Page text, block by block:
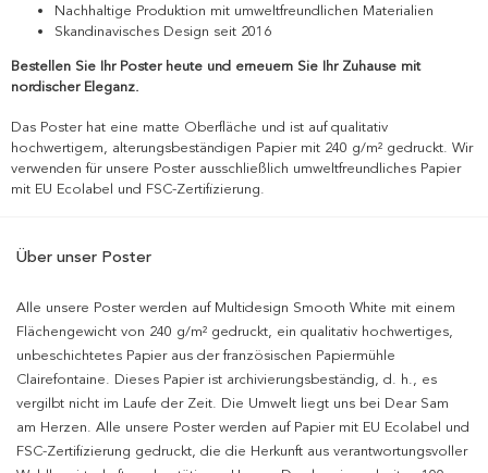
Nachhaltige Produktion mit umweltfreundlichen Materialien
Skandinavisches Design seit 2016
Bestellen Sie Ihr Poster heute und erneuern Sie Ihr Zuhause mit
nordischer Eleganz.
Das Poster hat eine matte Oberfläche und ist auf qualitativ
hochwertigem, alterungsbeständigen Papier mit 240 g/m² gedruckt. Wir
verwenden für unsere Poster ausschließlich umweltfreundliches Papier
mit EU Ecolabel und FSC-Zertifizierung.
Über unser Poster
Alle unsere Poster werden auf Multidesign Smooth White mit einem
Flächengewicht von 240 g/m² gedruckt, ein qualitativ hochwertiges,
unbeschichtetes Papier aus der französischen Papiermühle
Clairefontaine. Dieses Papier ist archivierungsbeständig, d. h., es
vergilbt nicht im Laufe der Zeit. Die Umwelt liegt uns bei Dear Sam
am Herzen. Alle unsere Poster werden auf Papier mit EU Ecolabel und
FSC-Zertifizierung gedruckt, die die Herkunft aus verantwortungsvoller